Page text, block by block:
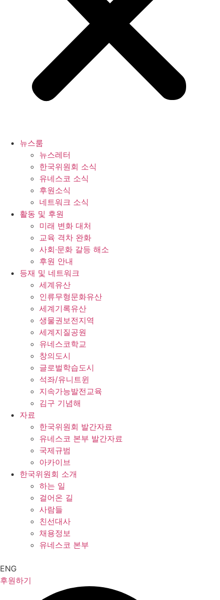
뉴스룸
뉴스레터
한국위원회 소식
유네스코 소식
후원소식
네트워크 소식
활동 및 후원
미래 변화 대처
교육 격차 완화
사회∙문화 갈등 해소
후원 안내
등재 및 네트워크
세계유산
인류무형문화유산
세계기록유산
생물권보전지역
세계지질공원
유네스코학교
창의도시
글로벌학습도시
석좌/유니트윈
지속가능발전교육
김구 기념해
자료
한국위원회 발간자료
유네스코 본부 발간자료
국제규범
아카이브
한국위원회 소개
하는 일
걸어온 길
사람들
친선대사
채용정보
유네스코 본부
ENG
후원하기